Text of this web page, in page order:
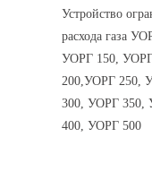
Устройство
расхода газа
УОРГ 150,
200,УОРГ 250,
300, УОРГ 350,
400, УОРГ 500